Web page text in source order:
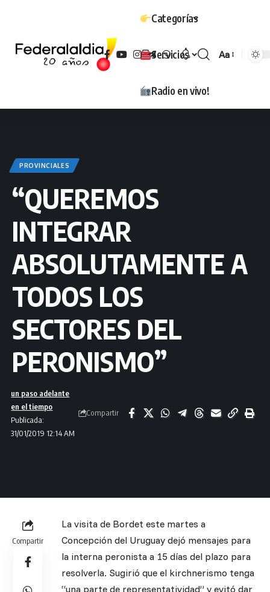
Categorías
Servicios
Radio en vivo!
Tamaño
Aa
PROVINCIALES
“QUEREMOS
INTEGRAR
ABSOLUTAMENTE A
TODOS LOS
SECTORES DEL
PERONISMO”
Publicada:
31/01/2019 12:14 AM
un paso adelante
en el tiempo
Compartir
Compartir
La visita de Bordet este martes a
Concepción del Uruguay dejó mensajes para
la interna peronista a 15 días del plazo para
resolverla. Sugirió que el kirchnerismo tenga
“una parte de representatividad” y evitó dar